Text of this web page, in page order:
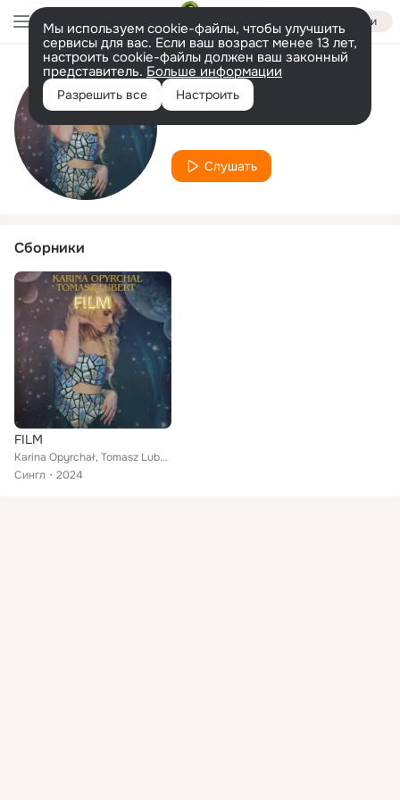
Войти
Мы используем cookie-файлы, чтобы улучшить
сервисы для вас. Если ваш возраст менее 13 лет,
настроить cookie-файлы должен ваш законный
представитель. Больше информации
Разрешить все Настроить
Исполнитель
Tomasz Lubert
Слушать
Сборники
FILM
Karina Opyrchał, Tomasz Lubert
Сингл
2024